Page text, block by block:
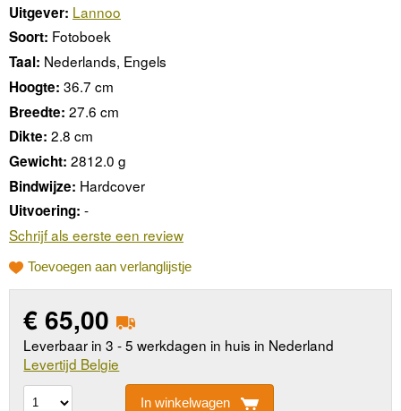
Uitgever: Lannoo
Soort: Fotoboek
Taal: Nederlands, Engels
Hoogte: 36.7 cm
Breedte: 27.6 cm
Dikte: 2.8 cm
Gewicht: 2812.0 g
Bindwijze: Hardcover
Uitvoering: -
Schrijf als eerste een review
Toevoegen aan verlanglijstje
€65,00
Leverbaar in 3 - 5 werkdagen in huis in Nederland
Levertijd Belgie
In winkelwagen